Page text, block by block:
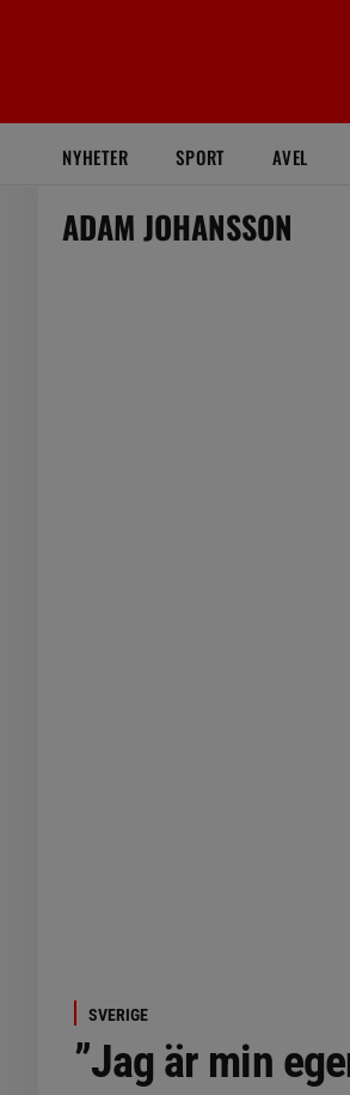
NYHETER SPORT AVEL
ADAM JOHANSSON
SVERIGE
”Jag är min